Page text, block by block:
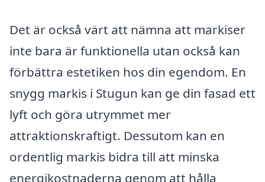
Det är också värt att nämna att markiser
inte bara är funktionella utan också kan
förbättra estetiken hos din egendom. En
snygg markis i Stugun kan ge din fasad ett
lyft och göra utrymmet mer
attraktionskraftigt. Dessutom kan en
ordentlig markis bidra till att minska
energikostnaderna genom att hålla